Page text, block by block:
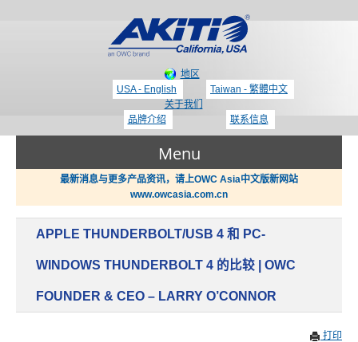
地区
USA - English
Taiwan - 繁體中文
关于我们
品牌介绍
联系信息
Menu
Thunderbolt 3 - 专区
新闻
最新消息与更多产品资讯，请上OWC Asia中文版新网站
www.owcasia.com.cn
APPLE THUNDERBOLT/USB 4 和 PC-
WINDOWS THUNDERBOLT 4 的比较 | OWC
FOUNDER & CEO – LARRY O’CONNOR
打印